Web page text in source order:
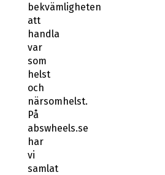
bekvämligheten
att
handla
var
som
helst
och
närsomhelst.
På
abswheels.se
har
vi
samlat